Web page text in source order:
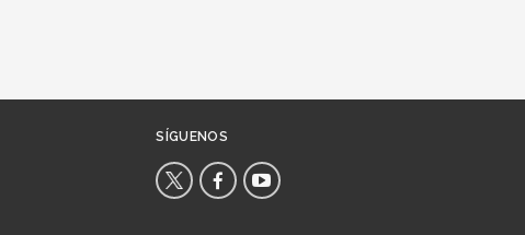
SÍGUENOS